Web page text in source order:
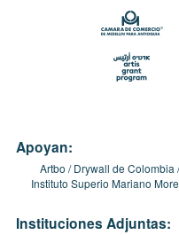
Apoyan:
Artbo Drywall de Colombia
Instituto Superio Mariano
Instituciones Adjuntas: